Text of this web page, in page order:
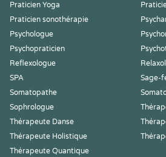
Praticien Yoga
Praticien sonothérapie
Psychologue
Psychopraticien
Reflexologue
SPA
Sage-
Somatopathe
Sophrologue
Thérapeute Danse
Thérapeute Holistique
Thérapeute Quantique